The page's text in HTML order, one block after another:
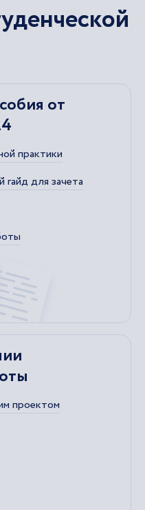
от
практики
для зачета
проектом